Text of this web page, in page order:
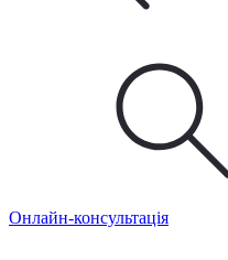
Онлайн-консультація